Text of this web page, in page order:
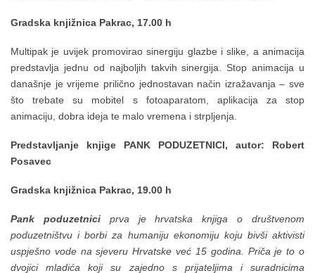
Gradska knjižnica Pakrac, 17.00 h
Multipak je uvijek promovirao sinergiju glazbe i slike, a animacija
predstavlja jednu od najboljih takvih sinergija. Stop animacija u
današnje je vrijeme prilično jednostavan način izražavanja – sve
što trebate su mobitel s fotoaparatom, aplikacija za stop
animaciju, dobra ideja te malo vremena i strpljenja.
Predstavljanje knjige PANK PODUZETNICI, autor: Robert
Posavec
Gradska knjižnica Pakrac, 19.00 h
Pank poduzetniciprva je hrvatska knjiga o društvenom
poduzetništvu i borbi za humaniju ekonomiju koju bivši aktivisti
uspješno vode na sjeveru Hrvatske već 15 godina. Priča je to o
dvojici mladića koji su zajedno s prijateljima i suradnicima